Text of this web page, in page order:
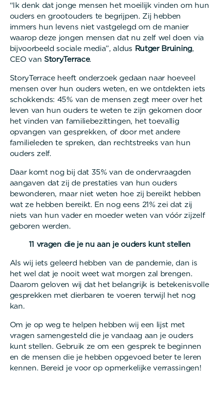
“Ik denk dat jonge mensen het moeilijk vinden om hun
ouders en grootouders te begrijpen. Zij hebben
immers hun levens niet vastgelegd om de manier
waarop deze jongen mensen dat nu zelf wel doen via
bijvoorbeeld sociale media”, aldus Rutger Bruining,
CEO van StoryTerrace.
StoryTerrace heeft onderzoek gedaan naar hoeveel
mensen over hun ouders weten, en we ontdekten iets
schokkends: 45% van de mensen zegt meer over het
leven van hun ouders te weten te zijn gekomen door
het vinden van familiebezittingen, het toevallig
opvangen van gesprekken, of door met andere
familieleden te spreken, dan rechtstreeks van hun
ouders zelf.
Daar komt nog bij dat 35% van de ondervraagden
aangaven dat zij de prestaties van hun ouders
bewonderen, maar niet weten hoe zij bereikt hebben
wat ze hebben bereikt. En nog eens 21% zei dat zij
niets van hun vader en moeder weten van vóór zijzelf
geboren werden.
11 vragen die je nu aan je ouders kunt stellen
Als wij iets geleerd hebben van de pandemie, dan is
het wel dat je nooit weet wat morgen zal brengen.
Daarom geloven wij dat het belangrijk is betekenisvolle
gesprekken met dierbaren te voeren terwijl het nog
kan.
Om je op weg te helpen hebben wij een lijst met
vragen samengesteld die je vandaag aan je ouders
kunt stellen. Gebruik ze om een gesprek te beginnen
en de mensen die je hebben opgevoed beter te leren
kennen. Bereid je voor op opmerkelijke verrassingen!